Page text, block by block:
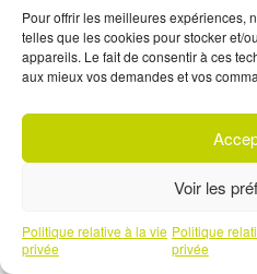
Pour offrir les meilleures expériences,
telles que les cookies pour stocker et/
appareils. Le fait de consentir à ces
aux mieux vos demandes et vos
Voir les
Politique relative à la vie
privée
Politique
privée
85/
EN
INITIAL
99,99 €.
ACTUEL
69,99 €.